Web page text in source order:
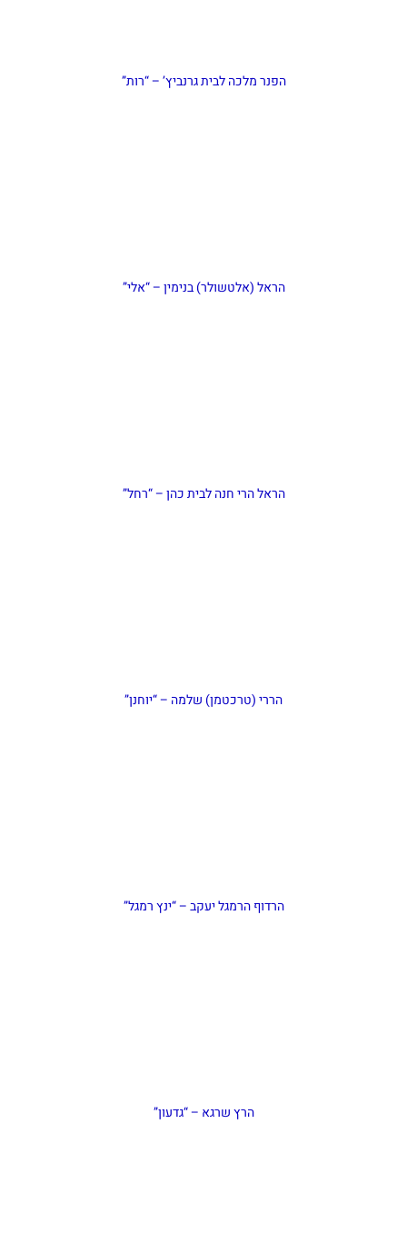
הפנר מלכה לבית גרנביץ’ – “רות”
הראל (אלטשולר) בנימין – “אלי”
הראל הרי חנה לבית כהן – “רחל”
הררי (טרכטמן) שלמה – “יוחנן”
הרדוף הרמגל יעקב – “ינץ רמגל”
הרץ שרגא – “גדעון”